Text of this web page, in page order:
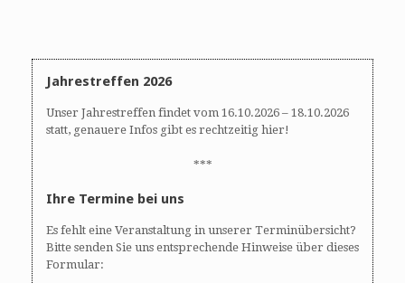
Jahrestreffen 2026
Unser Jahrestreffen findet vom 16.10.2026 – 18.10.2026
statt, genauere Infos gibt es rechtzeitig hier!
***
Ihre Termine bei uns
Es fehlt eine Veranstaltung in unserer Terminübersicht?
Bitte senden Sie uns entsprechende Hinweise über dieses
Formular: